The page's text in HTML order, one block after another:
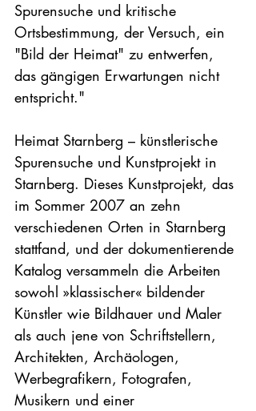
Spurensuche und kritische
Ortsbestimmung, der Versuch, ein
"Bild der Heimat" zu entwerfen,
das gängigen Erwartungen nicht
entspricht."
Heimat Starnberg – künstlerische
Spurensuche und Kunstprojekt in
Starnberg. Dieses Kunstprojekt, das
im Sommer 2007 an zehn
verschiedenen Orten in Starnberg
stattfand, und der dokumentierende
Katalog versammeln die Arbeiten
sowohl »klassischer« bildender
Künstler wie Bildhauer und Maler
als auch jene von Schriftstellern,
Architekten, Archäologen,
Werbegrafikern, Fotografen,
Musikern und einer